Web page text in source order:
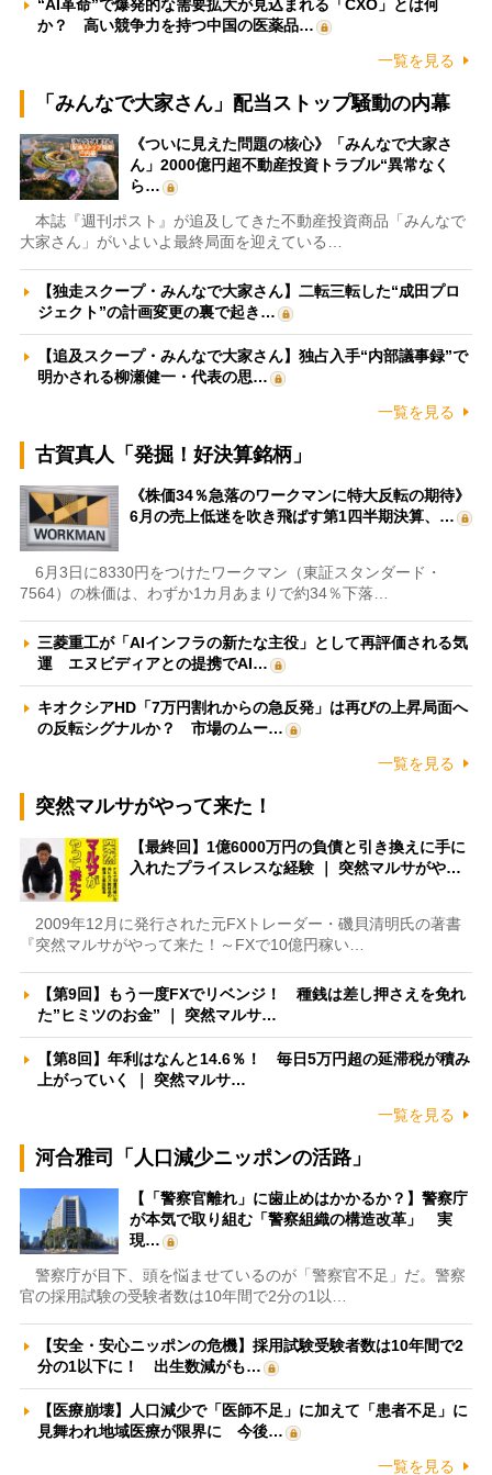
“AI革命”で爆発的な需要拡大が見込まれる「CXO」とは何
か？ 高い競争力を持つ中国の医薬品…
一覧を見る
「みんなで大家さん」配当ストップ騒動の内幕
《ついに見えた問題の核心》「みんなで大家さ
ん」2000億円超不動産投資トラブル“異常なく
ら…
本誌『週刊ポスト』が追及してきた不動産投資商品「みんなで
大家さん」がいよいよ最終局面を迎えている…
【独走スクープ・みんなで大家さん】二転三転した“成田プロ
ジェクト”の計画変更の裏で起き…
【追及スクープ・みんなで大家さん】独占入手“内部議事録”で
明かされる柳瀬健一・代表の思…
一覧を見る
古賀真人「発掘！好決算銘柄」
《株価34％急落のワークマンに特大反転の期待》
6月の売上低迷を吹き飛ばす第1四半期決算、…
6月3日に8330円をつけたワークマン（東証スタンダード・
7564）の株価は、わずか1カ月あまりで約34％下落…
三菱重工が「AIインフラの新たな主役」として再評価される気
運 エヌビディアとの提携でAI…
キオクシアHD「7万円割れからの急反発」は再びの上昇局面へ
の反転シグナルか？ 市場のムー…
一覧を見る
突然マルサがやって来た！
【最終回】1億6000万円の負債と引き換えに手に
入れたプライスレスな経験 ｜ 突然マルサがや…
2009年12月に発行された元FXトレーダー・磯貝清明氏の著書
『突然マルサがやって来た！～FXで10億円稼い…
【第9回】もう一度FXでリベンジ！ 種銭は差し押さえを免れ
た”ヒミツのお金” ｜ 突然マルサ…
【第8回】年利はなんと14.6％！ 毎日5万円超の延滞税が積み
上がっていく ｜ 突然マルサ…
一覧を見る
河合雅司「人口減少ニッポンの活路」
【「警察官離れ」に歯止めはかかるか？】警察庁
が本気で取り組む「警察組織の構造改革」 実
現…
警察庁が目下、頭を悩ませているのが「警察官不足」だ。警察
官の採用試験の受験者数は10年間で2分の1以…
【安全・安心ニッポンの危機】採用試験受験者数は10年間で2
分の1以下に！ 出生数減がも…
【医療崩壊】人口減少で「医師不足」に加えて「患者不足」に
見舞われ地域医療が限界に 今後…
一覧を見る